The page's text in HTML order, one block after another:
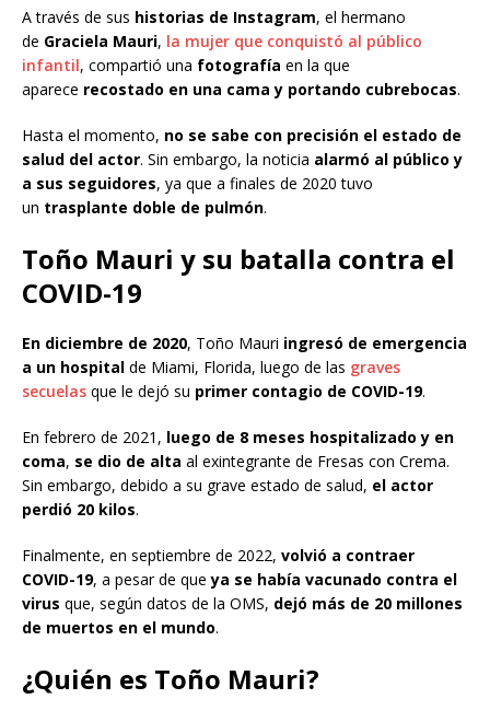
A través de sus historias de Instagram, el hermano
de Graciela Mauri, la mujer que conquistó al público
infantil, compartió una fotografía en la que
aparece recostado en una cama y portando cubrebocas.
Hasta el momento, no se sabe con precisión el estado de
salud del actor. Sin embargo, la noticia alarmó al público y
a sus seguidores, ya que a finales de 2020 tuvo
un trasplante doble de pulmón.
Toño Mauri y su batalla contra el
COVID-19
En diciembre de 2020, Toño Mauri ingresó de emergencia
a un hospital de Miami, Florida, luego de las graves
secuelas que le dejó su primer contagio de COVID-19.
En febrero de 2021, luego de 8 meses hospitalizado y en
coma, se dio de alta al exintegrante de Fresas con Crema.
Sin embargo, debido a su grave estado de salud, el actor
perdió 20 kilos.
Finalmente, en septiembre de 2022, volvió a contraer
COVID-19, a pesar de queya se había vacunado contra el
virus que, según datos de la OMS, dejó más de 20 millones
de muertos en el mundo.
¿Quién es Toño Mauri?